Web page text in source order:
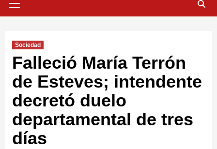
primario
Sociedad
Falleció María Terrón
de Esteves; intendente
decretó duelo
departamental de tres
días